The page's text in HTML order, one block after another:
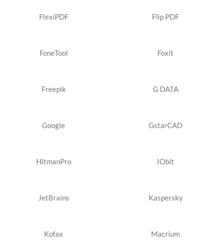
FlexiPDF Flip PDF
FoneTool Foxit
Freepik G DATA
Google GstarCAD
HitmanPro IObit
JetBrains Kaspersky
Kofax Macrium